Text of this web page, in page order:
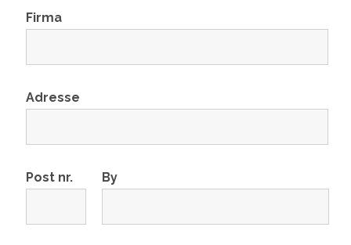
Firma
Adresse
Post nr. By